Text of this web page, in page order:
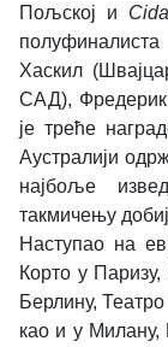
Пољској и
Хаскил
САД),
је треће
Аустралији
најбоље
такмичењу
Наступао на
Корто у
Берлину,
као и у Милану,